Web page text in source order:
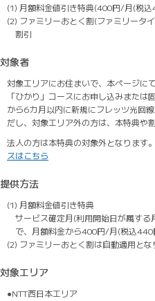
(1) 月額料金値引き特典(400円/月(税
(2) ファミリーおとく割(ファミリータ
割引
対象者
対象エリアにお住まいで、本ページに
「ひかり」コースにお申し込みまた
から6カ月以内に新規にフレッツ光回
だし、対象エリア外の方は、本特典や
法人の方は本特典の対象外となります。
スはこちら
提供方法
(1) 月額料金値引き特典
サービス確定月(利用開始日が属す
で、月額料金から400円/月(税込440
(2) ファミリーおとく割は自動適用とな
対象エリア
●NTT西日本エリア